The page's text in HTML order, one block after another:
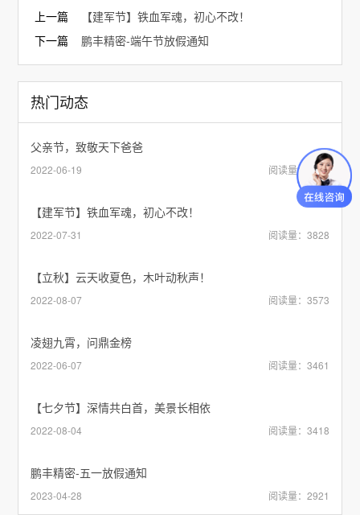
上一篇
【建军节】铁血军魂，初心不改！
下一篇 鹏丰精密-端午节放假通知
热门动态
父亲节，致敬天下爸爸
2022-06-19 阅读量：3878
【建军节】铁血军魂，初心不改！
2022-07-31 阅读量：3828
【立秋】云天收夏色，木叶动秋声！
2022-08-07 阅读量：3573
凌翅九霄，问鼎金榜
2022-06-07 阅读量：3461
【七夕节】深情共白首，美景长相依
2022-08-04 阅读量：3418
鹏丰精密-五一放假通知
2023-04-28 阅读量：2921